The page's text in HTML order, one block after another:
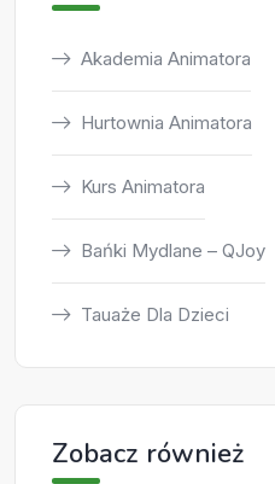
Akademia Animatora
Hurtownia Animatora
Kurs Animatora
Bańki Mydlane – QJoy
Tauaże Dla Dzieci
Zobacz również